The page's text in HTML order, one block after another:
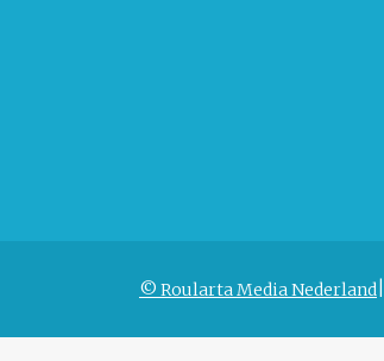
© Roularta Media Nederland